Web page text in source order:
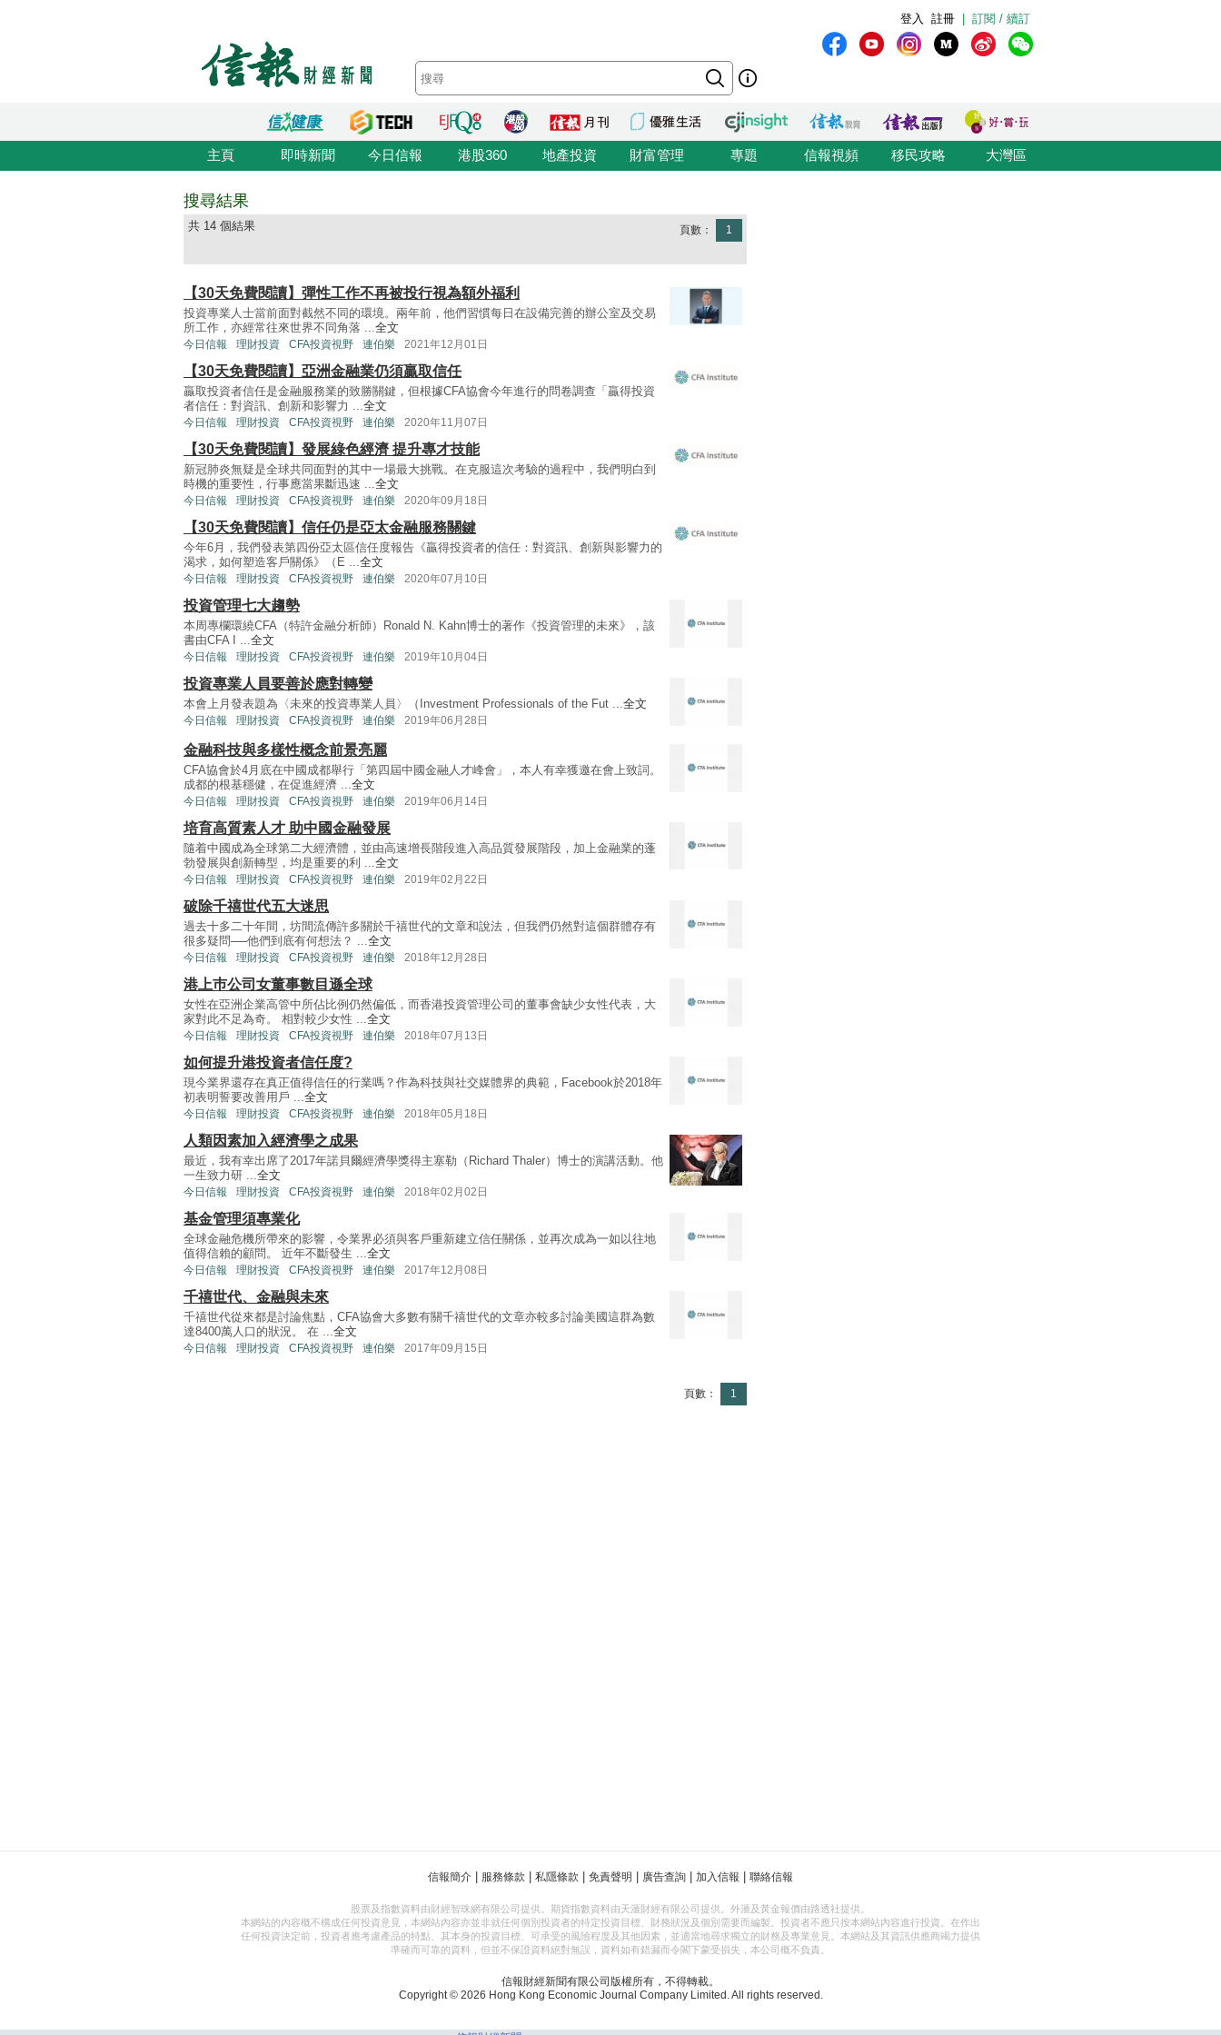
訂閱 / 續訂
註冊
登入
主頁 即時新聞 今日信報 港股360 地產投資 財富管理 專題 信報視頻 移民攻略 大灣區
搜尋結果
共 14 個結果 頁數： 1
【30天免費閱讀】彈性工作不再被投行視為額外福利
投資專業人士當前面對截然不同的環境。兩年前，他們習慣每日在設備完善的辦公室及交易
所工作，亦經常往來世界不同角落 ...全文
今日信報 理財投資 CFA投資視野 連伯樂 2021年12月01日
【30天免費閱讀】亞洲金融業仍須贏取信任
贏取投資者信任是金融服務業的致勝關鍵，但根據CFA協會今年進行的問卷調查「贏得投資
者信任：對資訊、創新和影響力 ...全文
今日信報 理財投資 CFA投資視野 連伯樂 2020年11月07日
【30天免費閱讀】發展綠色經濟 提升專才技能
新冠肺炎無疑是全球共同面對的其中一場最大挑戰。在克服這次考驗的過程中，我們明白到
時機的重要性，行事應當果斷迅速 ...全文
今日信報 理財投資 CFA投資視野 連伯樂 2020年09月18日
【30天免費閱讀】信任仍是亞太金融服務關鍵
今年6月，我們發表第四份亞太區信任度報告《贏得投資者的信任：對資訊、創新與影響力的
渴求，如何塑造客戶關係》（E ...全文
今日信報 理財投資 CFA投資視野 連伯樂 2020年07月10日
投資管理七大趨勢
本周專欄環繞CFA（特許金融分析師）Ronald N. Kahn博士的著作《投資管理的未來》，該
書由CFA I ...全文
今日信報 理財投資 CFA投資視野 連伯樂 2019年10月04日
投資專業人員要善於應對轉變
本會上月發表題為〈未來的投資專業人員〉（Investment Professionals of the Fut ...全文
今日信報 理財投資 CFA投資視野 連伯樂 2019年06月28日
金融科技與多樣性概念前景亮麗
CFA協會於4月底在中國成都舉行「第四屆中國金融人才峰會」，本人有幸獲邀在會上致詞。
成都的根基穩健，在促進經濟 ... 全文
今日信報 理財投資 CFA投資視野 連伯樂 2019年06月14日
培育高質素人才 助中國金融發展
隨着中國成為全球第二大經濟體，並由高速增長階段進入高品質發展階段，加上金融業的蓬
勃發展與創新轉型，均是重要的利 ... 全文
今日信報 理財投資 CFA投資視野 連伯樂 2019年02月22日
破除千禧世代五大迷思
過去十多二十年間，坊間流傳許多關於千禧世代的文章和說法，但我們仍然對這個群體存有
很多疑問──他們到底有何想法？ ... 全文
今日信報 理財投資 CFA投資視野 連伯樂 2018年12月28日
港上巿公司女董事數目遜全球
女性在亞洲企業高管中所佔比例仍然偏低，而香港投資管理公司的董事會缺少女性代表，大
家對此不足為奇。 相對較少女性 ... 全文
今日信報 理財投資 CFA投資視野 連伯樂 2018年07月13日
如何提升港投資者信任度?
現今業界還存在真正值得信任的行業嗎？作為科技與社交媒體界的典範，Facebook於2018年
初表明誓要改善用戶 ... 全文
今日信報 理財投資 CFA投資視野 連伯樂 2018年05月18日
人類因素加入經濟學之成果
最近，我有幸出席了2017年諾貝爾經濟學獎得主塞勒（Richard Thaler）博士的演講活動。他
一生致力研 ... 全文
今日信報 理財投資 CFA投資視野 連伯樂 2018年02月02日
基金管理須專業化
全球金融危機所帶來的影響，令業界必須與客戶重新建立信任關係，並再次成為一如以往地
值得信賴的顧問。 近年不斷發生 ... 全文
今日信報 理財投資 CFA投資視野 連伯樂 2017年12月08日
千禧世代、金融與未來
千禧世代從來都是討論焦點，CFA協會大多數有關千禧世代的文章亦較多討論美國這群為數
達8400萬人口的狀況。 在 ... 全文
今日信報 理財投資 CFA投資視野 連伯樂 2017年09月15日
頁數： 1
信報簡介 服務條款 私隱條款 免責聲明 廣告查詢 加入信報 聯絡信報
股票及指數資料由財經智珠網有限公司提供。期貨指數資料由天滙財經有限公司提供。外滙及黃金報價由路透社提供。
本網站的內容概不構成任何投資意見，本網站內容亦並非就任何個別投資者的特定投資目標、財務狀況及個別需要而編製。投資者不應只按本網站內容進行投資。在作出
任何投資決定前，投資者應考慮產品的特點、其本身的投資目標、可承受的風險程度及其他因素，並適當地尋求獨立的財務及專業意見。本網站及其資訊供應商竭力提供
準確而可靠的資料，但並不保證資料絕對無誤，資料如有錯漏而令閣下蒙受損失，本公司概不負責。
信報財經新聞有限公司版權所有，不得轉載。
Copyright © 2026 Hong Kong Economic Journal Company Limited. All rights reserved.